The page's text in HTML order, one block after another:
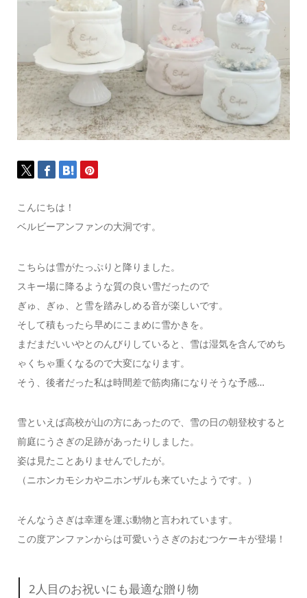
こんにちは！
ベルビーアンファンの大洞です。
こちらは雪がたっぷりと降りました。
スキー場に降るような質の良い雪だったので
ぎゅ、ぎゅ、と雪を踏みしめる音が楽しいです。
そして積もったら早めにこまめに雪かきを。
まだまだいいやとのんびりしていると、雪は湿気を含んでめち
ゃくちゃ重くなるので大変になります。
そう、後者だった私は時間差で筋肉痛になりそうな予感…
雪といえば高校が山の方にあったので、雪の日の朝登校すると
前庭にうさぎの足跡があったりしました。
姿は見たことありませんでしたが。
（ニホンカモシカやニホンザルも来ていたようです。）
そんなうさぎは幸運を運ぶ動物と言われています。
この度アンファンからは可愛いうさぎのおむつケーキが登場！
2人目のお祝いにも最適な贈り物